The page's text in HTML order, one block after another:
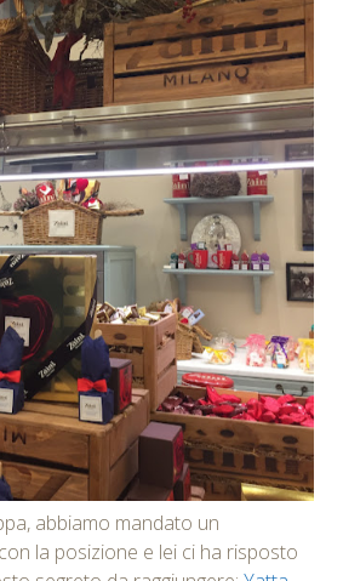
abbiamo mandato un
la posizione e lei ci ha risposto